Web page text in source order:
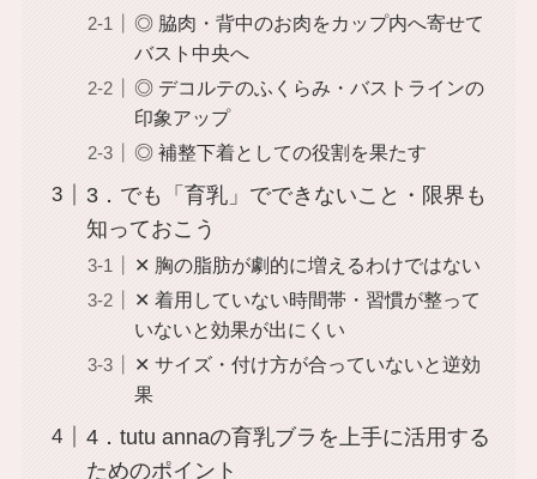
◎ 脇肉・背中のお肉をカップ内へ寄せて
バスト中央へ
◎ デコルテのふくらみ・バストラインの
印象アップ
◎ 補整下着としての役割を果たす
3．でも「育乳」でできないこと・限界も
知っておこう
✕ 胸の脂肪が劇的に増えるわけではない
✕ 着用していない時間帯・習慣が整って
いないと効果が出にくい
✕ サイズ・付け方が合っていないと逆効
果
4．tutu annaの育乳ブラを上手に活用する
ためのポイント